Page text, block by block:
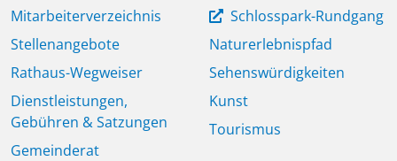
Mitarbeiterverzeichnis
Stellenangebote
Rathaus-Wegweiser
Dienstleistungen,
Gebühren & Satzungen
Gemeinderat
Schlosspark-Rundgang
Naturerlebnispfad
Sehenswürdigkeiten
Kunst
Tourismus